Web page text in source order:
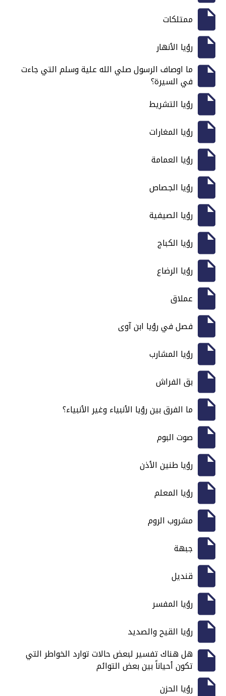
ممتلكات
رؤيا الأنهار
ما اوصاف الرسول صلي الله علية وسلم التي جاءت
في السيرة؟
رؤيا التشريط
رؤيا المغارات
رؤيا العمامة
رؤيا الجصاص
رؤيا الصيفية
رؤيا الكباج
رؤيا الرضاع
عملاق
فصل في رؤيا ابن آوى
رؤيا المشارب
بق الفراش
ما الفرق بين رؤيا الأنبياء وغير الأنبياء؟
صوت البوم
رؤيا طنين الأذن
رؤيا المعلم
مشروب الروم
جبهة
قنديل
رؤيا المفسر
رؤيا القيح والصديد
هل هناك تفسير لبعض حالات توارد الخواطر التي
تكون أحياناً بين بعض التوائم
رؤيا الحزن